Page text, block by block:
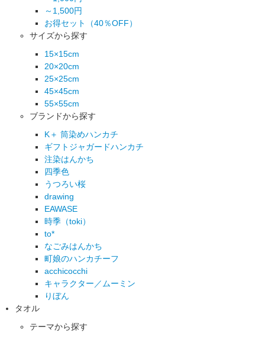
～1,500円
お得セット（40％OFF）
サイズから探す
15×15cm
20×20cm
25×25cm
45×45cm
55×55cm
ブランドから探す
K＋ 筒染めハンカチ
ギフトジャガードハンカチ
注染はんかち
四季色
うつろい桜
drawing
EAWASE
時季（toki）
to*
なごみはんかち
町娘のハンカチーフ
acchicocchi
キャラクター／ムーミン
りぼん
タオル
テーマから探す